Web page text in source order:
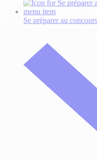
Se préparer au